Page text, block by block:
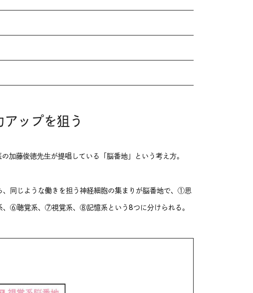
ップを狙う
加藤俊徳先生が提唱している「脳番地」という考え方。
同じような働きを担う神経細胞の集まりが脳番地で、①思
⑥聴覚系、⑦視覚系、⑧記憶系という8つに分けられる。